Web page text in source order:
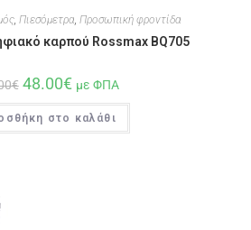
Πιεσόμετρα Προσωπική φροντίδα
καρπού Rossmax BQ705
€ 48.00€ με ΦΠΑ
στο καλάθι